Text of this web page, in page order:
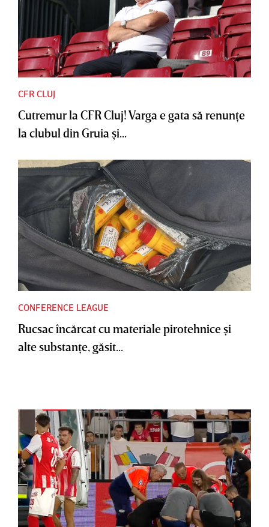
CFR CLUJ
Cutremur la CFR Cluj! Varga e gata să renunţe
la clubul din Gruia şi...
CONFERENCE LEAGUE
Rucsac încărcat cu materiale pirotehnice şi
alte substanţe, găsit...